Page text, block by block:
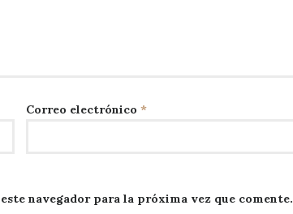
Correo electrónico *
navegador para la próxima vez que comente.